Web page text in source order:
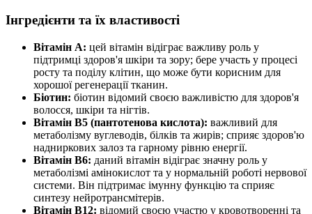
Інгредієнти та їх властивості
Вітамін А: цей вітамін відіграє важливу роль у
підтримці здоров'я шкіри та зору; бере участь у процесі
росту та поділу клітин, що може бути корисним для
хорошої регенерації тканин.
Біотин: біотин відомий своєю важливістю для здоров'я
волосся, шкіри та нігтів.
Вітамін В5 (пантотенова кислота): важливий для
метаболізму вуглеводів, білків та жирів; сприяє здоров'ю
надниркових залоз та гарному рівню енергії.
Вітамін В6: даний вітамін відіграє значну роль у
метаболізмі амінокислот та у нормальній роботі нервової
системи. Він підтримає імунну функцію та сприяє
синтезу нейротрансмітерів.
Вітамін В12: відомий своєю участю у кровотворенні та